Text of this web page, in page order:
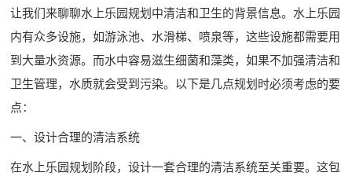
让我们来聊聊水上乐园规划中清洁和卫生的背景信息。水上乐园
内有众多设施，如游泳池、水滑梯、喷泉等，这些设施都需要用
到大量水资源。而水中容易滋生细菌和藻类，如果不加强清洁和
卫生管理，水质就会受到污染。以下是几点规划时必须考虑的要
点：
一、设计合理的清洁系统
在水上乐园规划阶段，设计一套合理的清洁系统至关重要。这包